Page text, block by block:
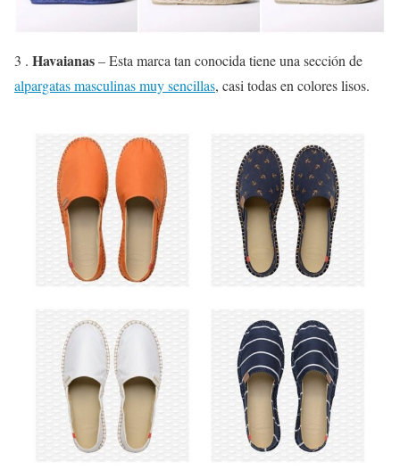
3 . Havaianas– Esta marca tan conocida tiene una sección de
alpargatas masculinas muy sencillas, casi todas en colores lisos.